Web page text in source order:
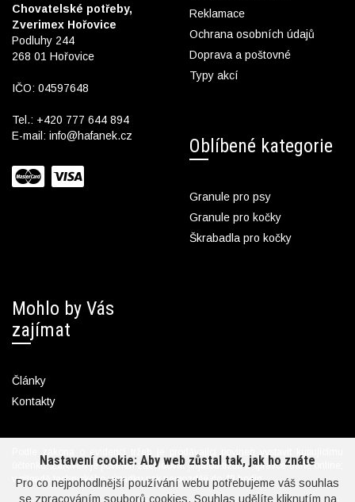
Nastavení cookie: Aby web zůstal tak, jak ho znáte
Pro co nejpohodlnější používání webu potřebujeme váš souhlas
se zpracováním souborů cookies. Souhlas udělíte kliknutím na
Chovatelské potřeby,
Zverimex Hořovice
Podluhy 244
268 01 Hořovice
IČO: 04597648
Tel.: +420 777 644 894
E-mail: info@hafanek.cz
Reklamace
Ochrana osobních údajů
Doprava a poštovné
Typy akcí
Oblíbené kategorie
Granule pro psy
Granule pro kočky
Škrabadla pro kočky
Mohlo by Vás
zajímat
Články
Kontakty
Podle zákona o evidenci tržeb je prodávající povinen vystavit kupujícímu
účtenku. Zároveň je povinen zaevidovat přijatou tržbu u správce daně online;
v případě technického výpadku pak nejpozději do 48 hodin.